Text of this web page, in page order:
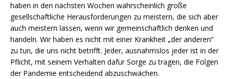
haben in den nächsten Wochen wahrscheinlich große
gesellschaftliche Herausforderungen zu meistern, die sich aber
auch meistern lassen, wenn wir gemeinschaftlich denken und
handeln. Wir haben es nicht mit einer Krankheit „der anderen“
zu tun, die uns nicht betrifft. Jeder, ausnahmslos jeder ist in der
Pflicht, mit seinem Verhalten dafür Sorge zu tragen, die Folgen
der Pandemie entscheidend abzuschwächen.